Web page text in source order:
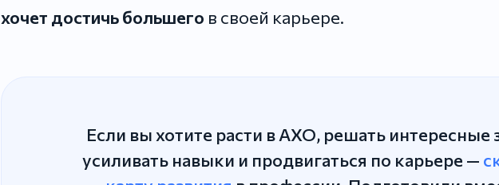
хочет достичь большего в своей карьере.
Если вы хотите расти в АХО, решать интересные
усиливать навыки и продвигаться по карьере —